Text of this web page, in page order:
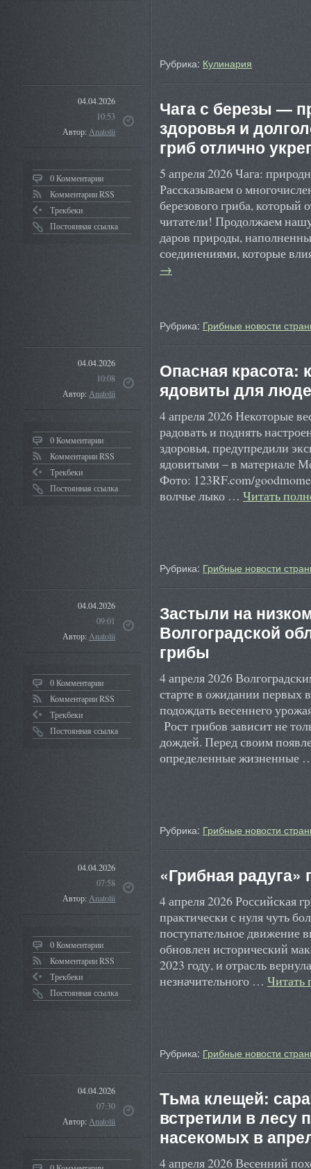
Рубрика: Кулинария
04.04.2026
10:53
Автор:Anatolii
0 Комментарии
Комментарии RSS
Трекбеки
Постоянная ссылка
Чага с березы —
здоровья и
гриб отлично
5 апреля 2026 Чага:
Рассказываем о
березового гриба, который
читатели! Продолжаем
даров природы,
соединениями, которые
→
Рубрика: Грибные новости
04.04.2026
10:08
Автор:Anatolii
0 Комментарии
Комментарии RSS
Трекбеки
Постоянная ссылка
Опасная красота:
ядовиты для
4 апреля 2026 Некоторые
радовать и поднять
здоровья, предупредили
ядовитыми – в материале
Фото: 123RF.com/
волчье лыко … Читать
Рубрика: Грибные новости
04.04.2026
09:01
Автор:Anatolii
0 Комментарии
Комментарии RSS
Трекбеки
Постоянная ссылка
Застыли на
Волгоградской
грибы
4 апреля 2026
старте в ожидании первых
подождать весеннего
Рост грибов зависит не
дождей. Перед своим
определенные жизненные
Рубрика: Грибные новости
04.04.2026
07:58
Автор:Anatolii
0 Комментарии
Комментарии RSS
Трекбеки
Постоянная ссылка
«Грибная радуга»
4 апреля 2026 Российская
практически с нуля чуть
поступательное движение
обновлен исторический
2023 году, и отрасль
незначительного … Читать
Рубрика: Грибные новости
04.04.2026
07:30
Автор:Anatolii
Тьма клещей:
встретили в лесу
насекомых в
4 апреля 2026 Весенний